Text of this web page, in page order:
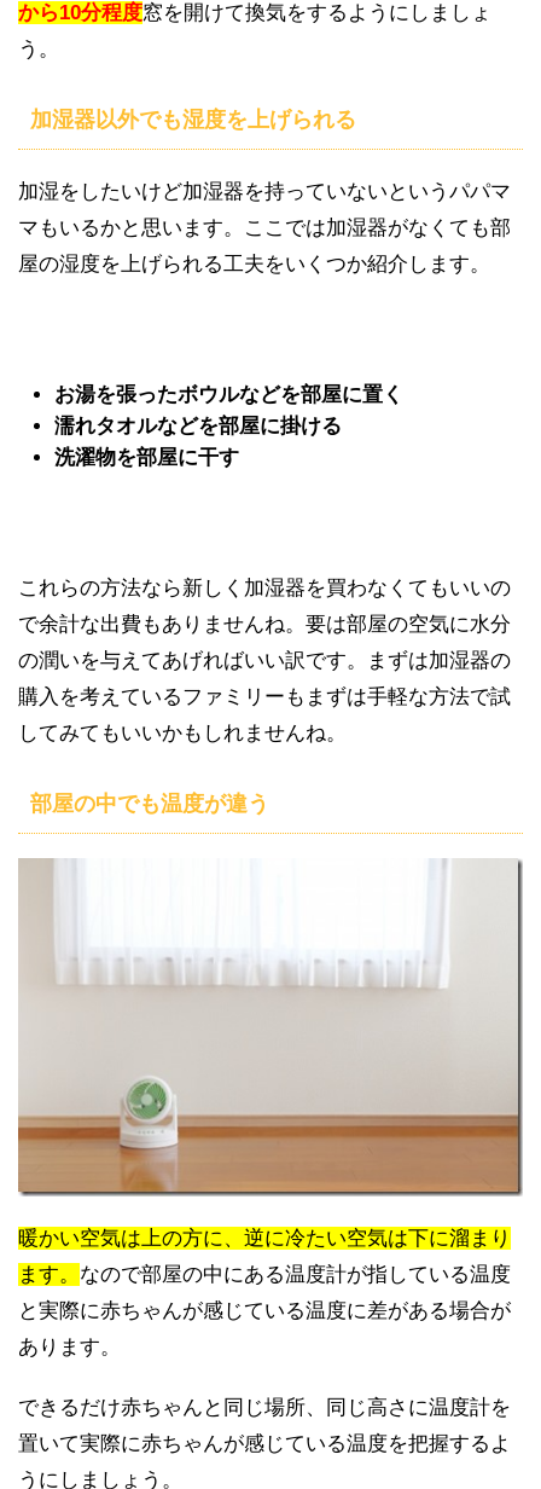
から10分程度窓を開けて換気をするようにしましょ
う。
加湿器以外でも湿度を上げられる
加湿をしたいけど加湿器を持っていないというパパマ
マもいるかと思います。ここでは加湿器がなくても部
屋の湿度を上げられる工夫をいくつか紹介します。
お湯を張ったボウルなどを部屋に置く
濡れタオルなどを部屋に掛ける
洗濯物を部屋に干す
これらの方法なら新しく加湿器を買わなくてもいいの
で余計な出費もありませんね。要は部屋の空気に水分
の潤いを与えてあげればいい訳です。まずは加湿器の
購入を考えているファミリーもまずは手軽な方法で試
してみてもいいかもしれませんね。
部屋の中でも温度が違う
暖かい空気は上の方に、逆に冷たい空気は下に溜まり
ます。 なので部屋の中にある温度計が指している温度
と実際に赤ちゃんが感じている温度に差がある場合が
あります。
できるだけ赤ちゃんと同じ場所、同じ高さに温度計を
置いて実際に赤ちゃんが感じている温度を把握するよ
うにしましょう。